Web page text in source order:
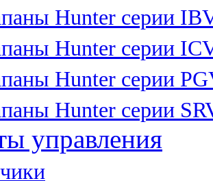
Hunter серии
Hunter серии
Hunter серии
Hunter серии
управления